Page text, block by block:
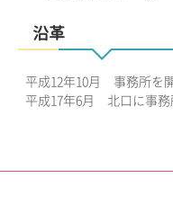
沿革
平成12年10月 事務所を
平成17年6月 北口に事務